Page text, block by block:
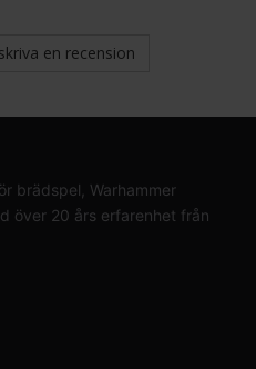
en recension
brädspel, Warhammer
över 20 års erfarenhet från